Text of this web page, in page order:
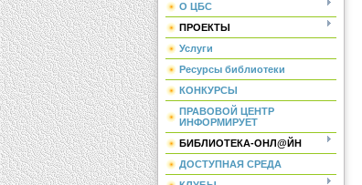
О ЦБС
ПРОЕКТЫ
Услуги
Ресурсы библиотеки
КОНКУРСЫ
ПРАВОВОЙ ЦЕНТР
ИНФОРМИРУЕТ
БИБЛИОТЕКА-ОНЛ@ЙН
ДОСТУПНАЯ СРЕДА